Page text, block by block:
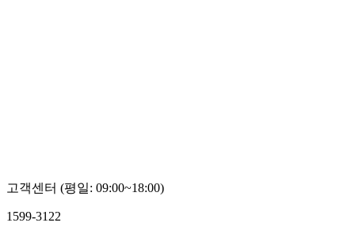
고객센터 (평일: 09:00~18:00)
1599-3122